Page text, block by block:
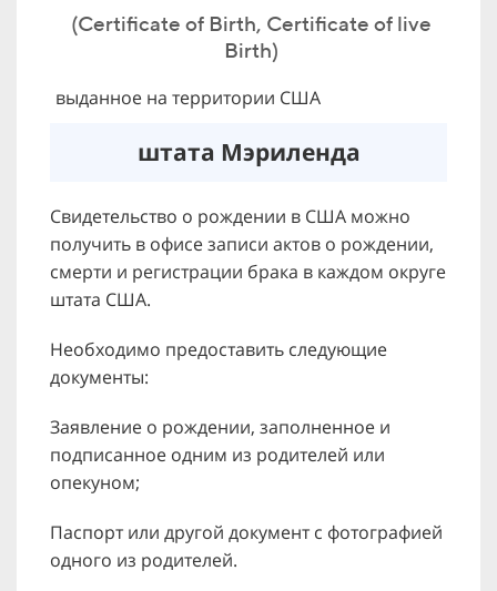
(Certificate of Birth, Certificate of live
Birth)
выданное на территории США
штата Мэриленда
Свидетельство о рождении в США можно
получить в офисе записи актов о рождении,
смерти и регистрации брака в каждом округе
штата США.
Необходимо предоставить следующие
документы:
Заявление о рождении, заполненное и
подписанное одним из родителей или
опекуном;
Паспорт или другой документ с фотографией
одного из родителей.